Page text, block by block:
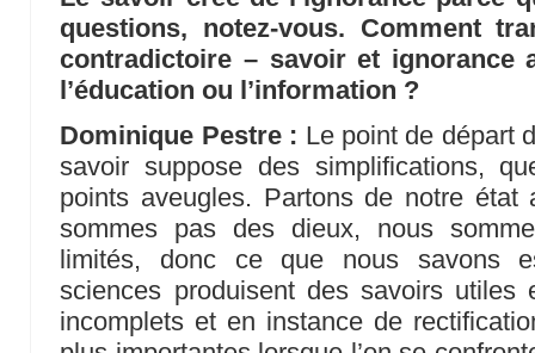
questions, notez-vous. Comment
contradictoire – savoir et ignorance
l’éducation ou l’information ?
Dominique Pestre : Le point de départ
savoir suppose des simplifications,
points aveugles. Partons de notre état
sommes pas des dieux, nous
limités, donc ce que nous savons
sciences produisent des savoirs utiles
incomplets et en instance de